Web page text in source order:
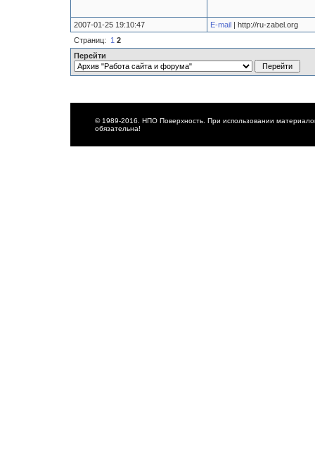
2007-01-25 19:10:47 E-mail | http://ru-zabel.org
Страниц: 1 2
Перейти
© 1989-2016. НПО Поверхность. При использовании
обязательна!